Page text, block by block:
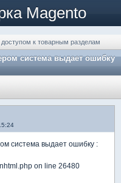
Magento
к товарным разделам
система выдает ошибку
система выдает ошибку :
on line 26480